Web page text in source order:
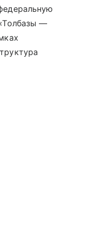
—